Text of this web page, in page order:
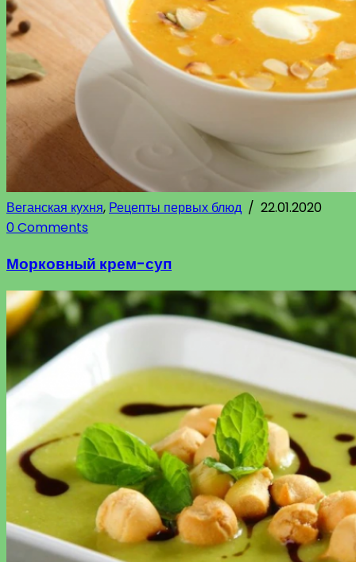
Веганская кухня, Рецепты первых блюд / 22.01.2020
0 Comments
Морковный крем-суп